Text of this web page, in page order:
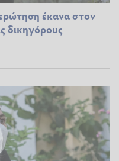
έκανα στον
δικηγόρους